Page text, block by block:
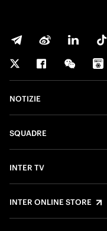
NOTIZIE
SQUADRE
INTER TV
INTER ONLINE STORE